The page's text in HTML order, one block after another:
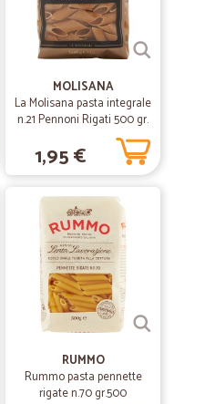
MOLISANA
La Molisana pasta integrale
n.21 Pennoni Rigati 500 gr.
1,95 €
RUMMO
Rummo pasta pennette
rigate n.70 gr.500